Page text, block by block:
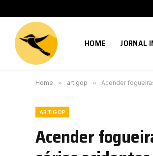
HOME JORNAL
Home » artigop » Acender
ARTIGOP
Acender